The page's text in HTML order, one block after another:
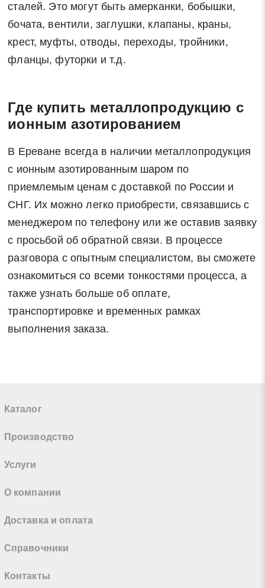
сталей. Это могут быть амерканки, бобышки,
бочата, вентили, заглушки, клапаны, краны,
крест, муфты, отводы, переходы, тройники,
фланцы, футорки и т.д.
Где купить металлопродукцию с
ионным азотированием
В Ереване всегда в наличии металлопродукция
с ионным азотированным шаром по
приемлемым ценам с доставкой по России и
СНГ. Их можно легко приобрести, связавшись с
менеджером по телефону или же оставив заявку
с просьбой об обратной связи. В процессе
разговора с опытным специалистом, вы сможете
ознакомиться со всеми тонкостями процесса, а
также узнать больше об оплате,
транспортировке и временных рамках
выполнения заказа.
Каталог
Производство
Услуги
О компании
Доставка и оплата
Справочники
Контакты